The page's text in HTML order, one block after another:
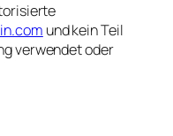
und kein Teil
verwendet oder